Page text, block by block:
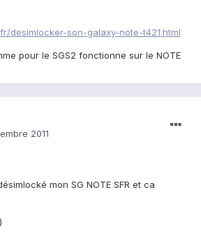
desimlocker-son-galaxy-note-t421.html
pour le SGS2 fonctionne sur le NOTE
2011
mon SG NOTE SFR et ca